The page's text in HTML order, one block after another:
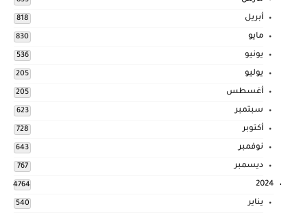
أبريل 818
مايو 830
يونيو 536
يوليو 205
أغسطس 205
سبتمبر 623
أكتوبر 728
نوفمبر 643
ديسمبر 767
2024
4764
يناير 540